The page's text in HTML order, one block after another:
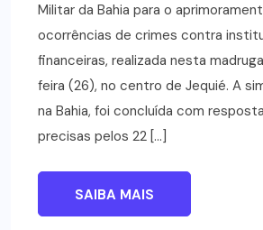
Militar da Bahia para o
ocorrências de crimes contra
financeiras, realizada nesta
feira (26), no centro de Jequié. A
na Bahia, foi concluída com
precisas pelos 22 […]
SAIBA MAIS